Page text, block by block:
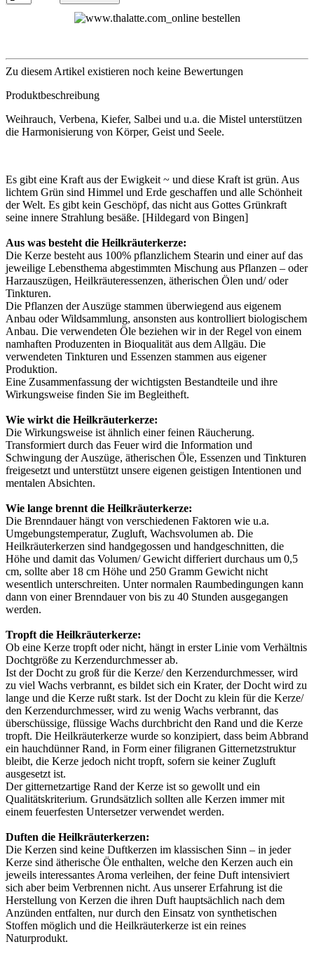
Zu diesem Artikel existieren noch keine Bewertungen
Produktbeschreibung
Weihrauch, Verbena, Kiefer, Salbei und u.a. die Mistel unterstützen
die Harmonisierung von Körper, Geist und Seele.
Es gibt eine Kraft aus der Ewigkeit ~ und diese Kraft ist grün. Aus
lichtem Grün sind Himmel und Erde geschaffen und alle Schönheit
der Welt. Es gibt kein Geschöpf, das nicht aus Gottes Grünkraft
seine innere Strahlung besäße. [Hildegard von Bingen]
Aus was besteht die Heilkräuterkerze:
Die Kerze besteht aus 100% pflanzlichem Stearin und einer auf das
jeweilige Lebensthema abgestimmten Mischung aus Pflanzen – oder
Harzauszügen, Heilkräuteressenzen, ätherischen Ölen und/ oder
Tinkturen.
Die Pflanzen der Auszüge stammen überwiegend aus eigenem
Anbau oder Wildsammlung, ansonsten aus kontrolliert biologischem
Anbau. Die verwendeten Öle beziehen wir in der Regel von einem
namhaften Produzenten in Bioqualität aus dem Allgäu. Die
verwendeten Tinkturen und Essenzen stammen aus eigener
Produktion.
Eine Zusammenfassung der wichtigsten Bestandteile und ihre
Wirkungsweise finden Sie im Begleitheft.
Wie wirkt die Heilkräuterkerze:
Die Wirkungsweise ist ähnlich einer feinen Räucherung.
Transformiert durch das Feuer wird die Information und
Schwingung der Auszüge, ätherischen Öle, Essenzen und Tinkturen
freigesetzt und unterstützt unsere eigenen geistigen Intentionen und
mentalen Absichten.
Wie lange brennt die Heilkräuterkerze:
Die Brenndauer hängt von verschiedenen Faktoren wie u.a.
Umgebungstemperatur, Zugluft, Wachsvolumen ab. Die
Heilkräuterkerzen sind handgegossen und handgeschnitten, die
Höhe und damit das Volumen/ Gewicht differiert durchaus um 0,5
cm, sollte aber 18 cm Höhe und 250 Gramm Gewicht nicht
wesentlich unterschreiten. Unter normalen Raumbedingungen kann
dann von einer Brenndauer von bis zu 40 Stunden ausgegangen
werden.
Tropft die Heilkräuterkerze:
Ob eine Kerze tropft oder nicht, hängt in erster Linie vom Verhältnis
Dochtgröße zu Kerzendurchmesser ab.
Ist der Docht zu groß für die Kerze/ den Kerzendurchmesser, wird
zu viel Wachs verbrannt, es bildet sich ein Krater, der Docht wird zu
lange und die Kerze rußt stark. Ist der Docht zu klein für die Kerze/
den Kerzendurchmesser, wird zu wenig Wachs verbrannt, das
überschüssige, flüssige Wachs durchbricht den Rand und die Kerze
tropft. Die Heilkräuterkerze wurde so konzipiert, dass beim Abbrand
ein hauchdünner Rand, in Form einer filigranen Gitternetzstruktur
bleibt, die Kerze jedoch nicht tropft, sofern sie keiner Zugluft
ausgesetzt ist.
Der gitternetzartige Rand der Kerze ist so gewollt und ein
Qualitätskriterium. Grundsätzlich sollten alle Kerzen immer mit
einem feuerfesten Untersetzer verwendet werden.
Duften die Heilkräuterkerzen:
Die Kerzen sind keine Duftkerzen im klassischen Sinn – in jeder
Kerze sind ätherische Öle enthalten, welche den Kerzen auch ein
jeweils interessantes Aroma verleihen, der feine Duft intensiviert
sich aber beim Verbrennen nicht. Aus unserer Erfahrung ist die
Herstellung von Kerzen die ihren Duft hauptsächlich nach dem
Anzünden entfalten, nur durch den Einsatz von synthetischen
Stoffen möglich und die Heilkräuterkerze ist ein reines
Naturprodukt.